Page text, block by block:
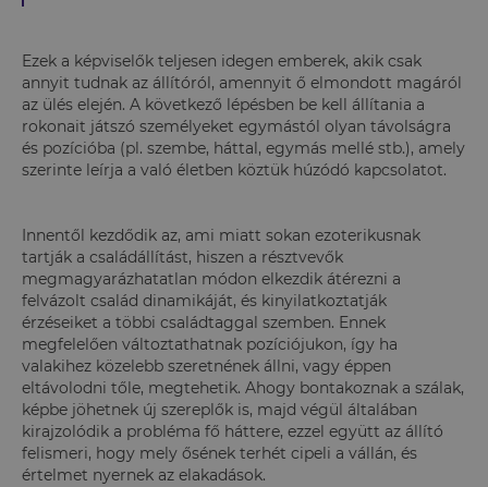
Ezek a képviselők teljesen idegen emberek, akik csak
annyit tudnak az állítóról, amennyit ő elmondott magáról
az ülés elején. A következő lépésben be kell állítania a
rokonait játszó személyeket egymástól olyan távolságra
és pozícióba (pl. szembe, háttal, egymás mellé stb.), amely
szerinte leírja a való életben köztük húzódó kapcsolatot.
Innentől kezdődik az, ami miatt sokan ezoterikusnak
tartják a családállítást, hiszen a résztvevők
megmagyarázhatatlan módon elkezdik átérezni a
felvázolt család dinamikáját, és kinyilatkoztatják
érzéseiket a többi családtaggal szemben. Ennek
megfelelően változtathatnak pozíciójukon, így ha
valakihez közelebb szeretnének állni, vagy éppen
eltávolodni tőle, megtehetik. Ahogy bontakoznak a szálak,
képbe jöhetnek új szereplők is, majd végül általában
kirajzolódik a probléma fő háttere, ezzel együtt az állító
felismeri, hogy mely ősének terhét cipeli a vállán, és
értelmet nyernek az elakadások.